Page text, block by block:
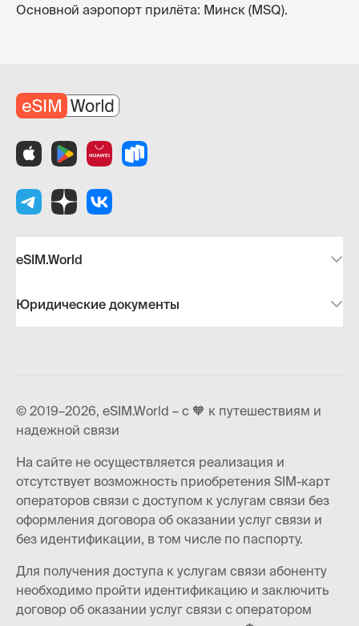
Основной аэропорт прилёта: Минск (MSQ).
eSIM.World
Юридические документы
© 2019–2026, eSIM.World – с 🧡 к путешествиям и
надежной связи
На сайте не осуществляется реализация и
отсутствует возможность приобретения SIM-карт
операторов связи с доступом к услугам связи без
оформления договора об оказании услуг связи и
без идентификации, в том числе по паспорту.
Для получения доступа к услугам связи абоненту
необходимо пройти идентификацию и заключить
договор об оказании услуг связи с оператором